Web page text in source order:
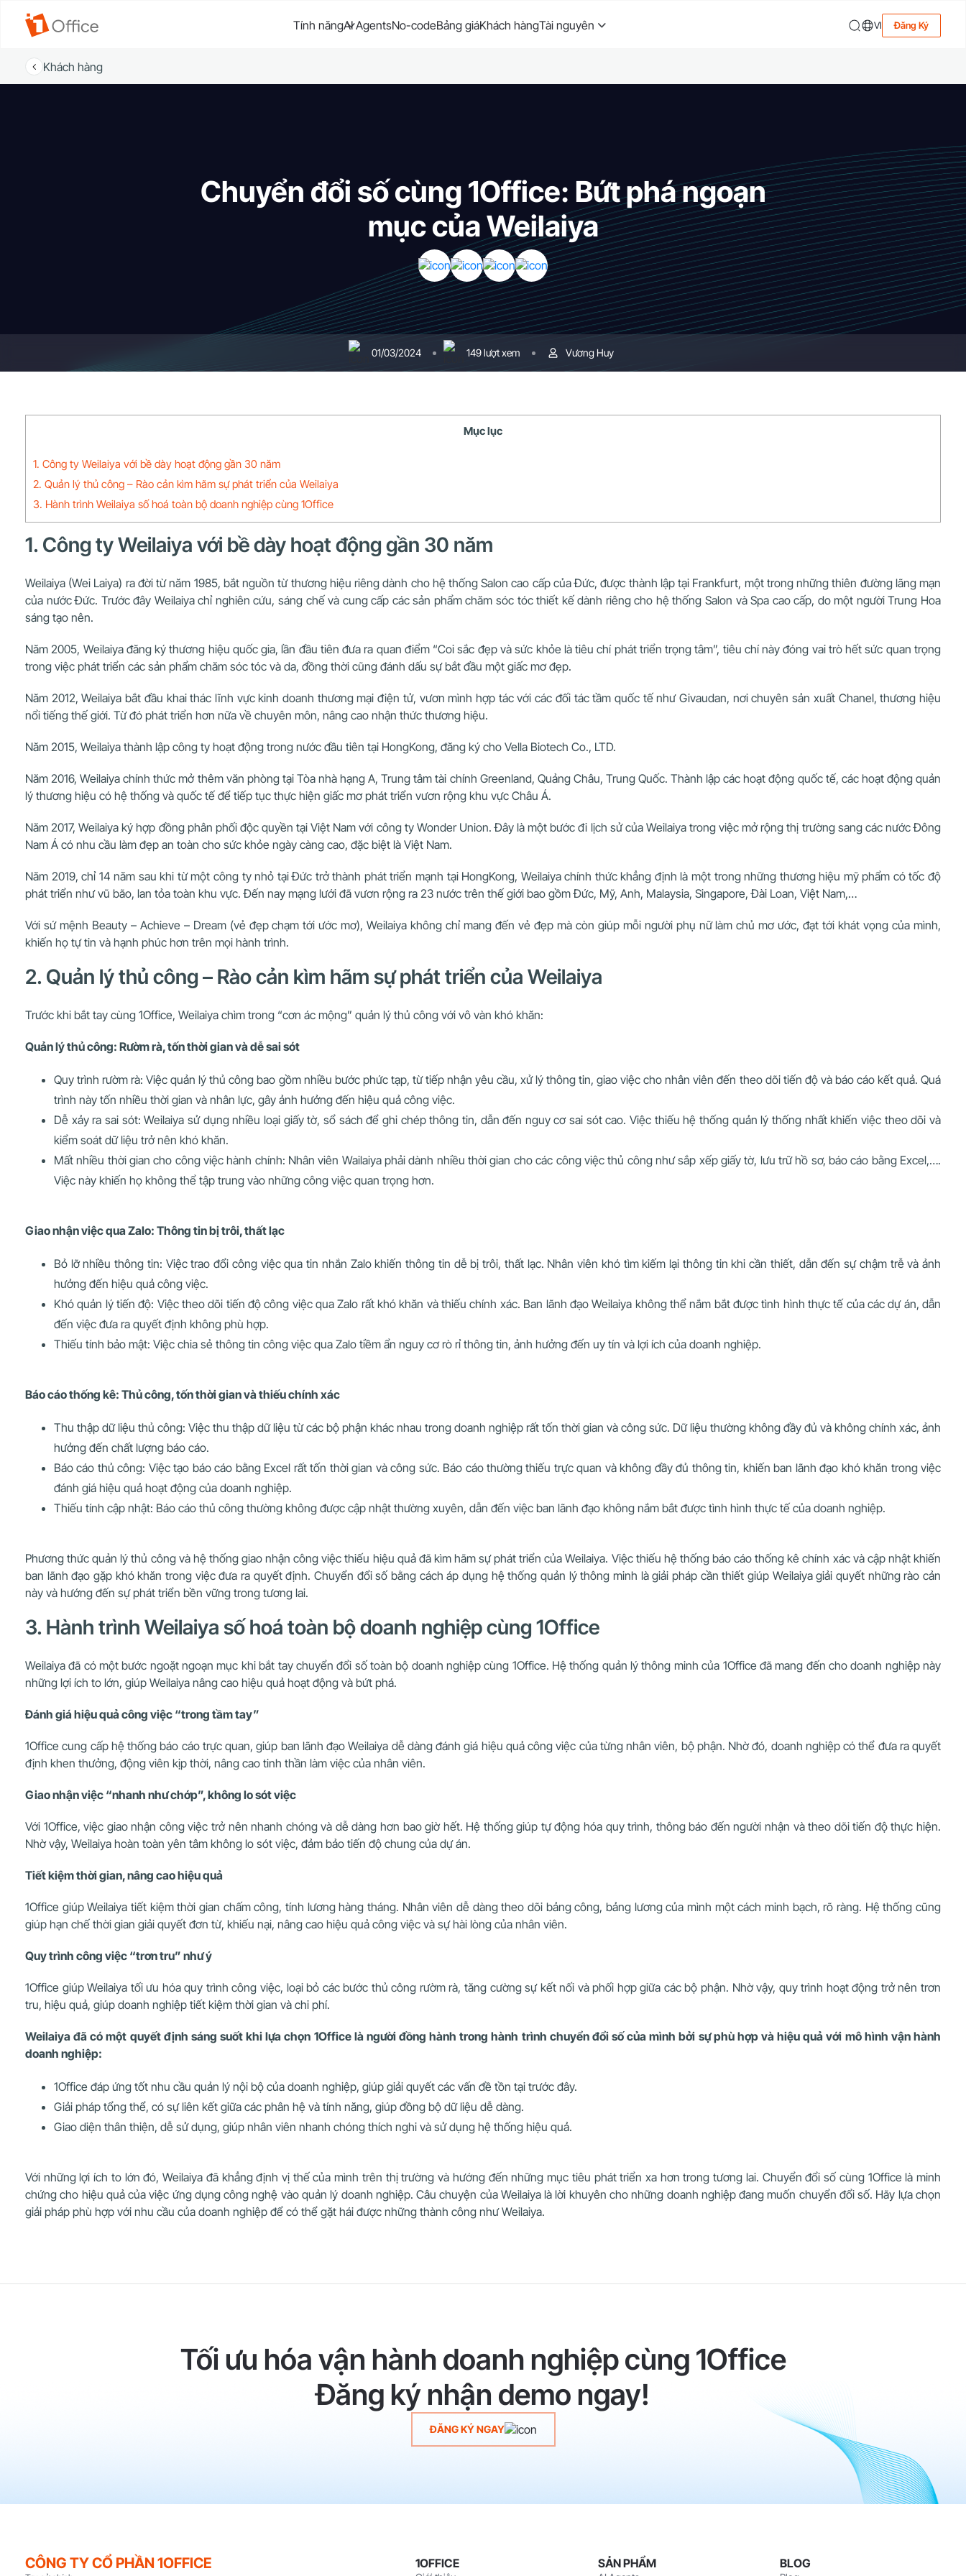
Tính năngAI AgentsNo-codeBảng giáKhách hàngTài nguyên VI Đăng Ký
Khách hàng
Chuyển đổi số cùng 1Office: Bứt phá ngoạn
mục của Weilaiya
01/03/2024 149 lượt xem Vương Huy
Mục lục
1. Công ty Weilaiya với bề dày hoạt động gần 30 năm
2. Quản lý thủ công – Rào cản kìm hãm sự phát triển của Weilaiya
3. Hành trình Weilaiya số hoá toàn bộ doanh nghiệp cùng 1Office
1. Công ty Weilaiya với bề dày hoạt động gần 30 năm
Weilaiya (Wei Laiya) ra đời từ năm 1985, bắt nguồn từ thương hiệu riêng dành cho hệ thống Salon cao cấp của Đức, được thành lập tại Frankfurt, một trong những thiên đường lãng mạn
của nước Đức. Trước đây Weilaiya chỉ nghiên cứu, sáng chế và cung cấp các sản phẩm chăm sóc tóc thiết kế dành riêng cho hệ thống Salon và Spa cao cấp, do một người Trung Hoa
sáng tạo nên.
Năm 2005, Weilaiya đăng ký thương hiệu quốc gia, lần đầu tiên đưa ra quan điểm “Coi sắc đẹp và sức khỏe là tiêu chí phát triển trọng tâm”, tiêu chí này đóng vai trò hết sức quan trọng
trong việc phát triển các sản phẩm chăm sóc tóc và da, đồng thời cũng đánh dấu sự bắt đầu một giấc mơ đẹp.
Năm 2012, Weilaiya bắt đầu khai thác lĩnh vực kinh doanh thương mại điện tử, vươn mình hợp tác với các đối tác tầm quốc tế như Givaudan, nơi chuyên sản xuất Chanel, thương hiệu
nổi tiếng thế giới. Từ đó phát triển hơn nữa về chuyên môn, nâng cao nhận thức thương hiệu.
Năm 2015, Weilaiya thành lập công ty hoạt động trong nước đầu tiên tại HongKong, đăng ký cho Vella Biotech Co., LTD.
Năm 2016, Weilaiya chính thức mở thêm văn phòng tại Tòa nhà hạng A, Trung tâm tài chính Greenland, Quảng Châu, Trung Quốc. Thành lập các hoạt động quốc tế, các hoạt động quản
lý thương hiệu có hệ thống và quốc tế để tiếp tục thực hiện giấc mơ phát triển vươn rộng khu vực Châu Á.
Năm 2017, Weilaiya ký hợp đồng phân phối độc quyền tại Việt Nam với công ty Wonder Union. Đây là một bước đi lịch sử của Weilaiya trong việc mở rộng thị trường sang các nước Đông
Nam Á có nhu cầu làm đẹp an toàn cho sức khỏe ngày càng cao, đặc biệt là Việt Nam.
Năm 2019, chỉ 14 năm sau khi từ một công ty nhỏ tại Đức trở thành phát triển mạnh tại HongKong, Weilaiya chính thức khẳng định là một trong những thương hiệu mỹ phẩm có tốc độ
phát triển như vũ bão, lan tỏa toàn khu vực. Đến nay mạng lưới đã vươn rộng ra 23 nước trên thế giới bao gồm Đức, Mỹ, Anh, Malaysia, Singapore, Đài Loan, Việt Nam,…
Với sứ mệnh Beauty – Achieve – Dream (vẻ đẹp chạm tới ước mơ), Weilaiya không chỉ mang đến vẻ đẹp mà còn giúp mỗi người phụ nữ làm chủ mơ ước, đạt tới khát vọng của mình,
khiến họ tự tin và hạnh phúc hơn trên mọi hành trình.
2. Quản lý thủ công – Rào cản kìm hãm sự phát triển của Weilaiya
Trước khi bắt tay cùng 1Office, Weilaiya chìm trong “cơn ác mộng” quản lý thủ công với vô vàn khó khăn:
Quản lý thủ công: Rườm rà, tốn thời gian và dễ sai sót
Quy trình rườm rà: Việc quản lý thủ công bao gồm nhiều bước phức tạp, từ tiếp nhận yêu cầu, xử lý thông tin, giao việc cho nhân viên đến theo dõi tiến độ và báo cáo kết quả. Quá
trình này tốn nhiều thời gian và nhân lực, gây ảnh hưởng đến hiệu quả công việc.
Dễ xảy ra sai sót: Weilaiya sử dụng nhiều loại giấy tờ, sổ sách để ghi chép thông tin, dẫn đến nguy cơ sai sót cao. Việc thiếu hệ thống quản lý thống nhất khiến việc theo dõi và
kiểm soát dữ liệu trở nên khó khăn.
Mất nhiều thời gian cho công việc hành chính: Nhân viên Wailaiya phải dành nhiều thời gian cho các công việc thủ công như sắp xếp giấy tờ, lưu trữ hồ sơ, báo cáo bằng Excel,….
Việc này khiến họ không thể tập trung vào những công việc quan trọng hơn.
Giao nhận việc qua Zalo: Thông tin bị trôi, thất lạc
Bỏ lỡ nhiều thông tin: Việc trao đổi công việc qua tin nhắn Zalo khiến thông tin dễ bị trôi, thất lạc. Nhân viên khó tìm kiếm lại thông tin khi cần thiết, dẫn đến sự chậm trễ và ảnh
hưởng đến hiệu quả công việc.
Khó quản lý tiến độ: Việc theo dõi tiến độ công việc qua Zalo rất khó khăn và thiếu chính xác. Ban lãnh đạo Weilaiya không thể nắm bắt được tình hình thực tế của các dự án, dẫn
đến việc đưa ra quyết định không phù hợp.
Thiếu tính bảo mật: Việc chia sẻ thông tin công việc qua Zalo tiềm ẩn nguy cơ rò rỉ thông tin, ảnh hưởng đến uy tín và lợi ích của doanh nghiệp.
Báo cáo thống kê: Thủ công, tốn thời gian và thiếu chính xác
Thu thập dữ liệu thủ công: Việc thu thập dữ liệu từ các bộ phận khác nhau trong doanh nghiệp rất tốn thời gian và công sức. Dữ liệu thường không đầy đủ và không chính xác, ảnh
hưởng đến chất lượng báo cáo.
Báo cáo thủ công: Việc tạo báo cáo bằng Excel rất tốn thời gian và công sức. Báo cáo thường thiếu trực quan và không đầy đủ thông tin, khiến ban lãnh đạo khó khăn trong việc
đánh giá hiệu quả hoạt động của doanh nghiệp.
Thiếu tính cập nhật: Báo cáo thủ công thường không được cập nhật thường xuyên, dẫn đến việc ban lãnh đạo không nắm bắt được tình hình thực tế của doanh nghiệp.
Phương thức quản lý thủ công và hệ thống giao nhận công việc thiếu hiệu quả đã kìm hãm sự phát triển của Weilaiya. Việc thiếu hệ thống báo cáo thống kê chính xác và cập nhật khiến
ban lãnh đạo gặp khó khăn trong việc đưa ra quyết định. Chuyển đổi số bằng cách áp dụng hệ thống quản lý thông minh là giải pháp cần thiết giúp Weilaiya giải quyết những rào cản
này và hướng đến sự phát triển bền vững trong tương lai.
3. Hành trình Weilaiya số hoá toàn bộ doanh nghiệp cùng 1Office
Weilaiya đã có một bước ngoặt ngoạn mục khi bắt tay chuyển đổi số toàn bộ doanh nghiệp cùng 1Office. Hệ thống quản lý thông minh của 1Office đã mang đến cho doanh nghiệp này
những lợi ích to lớn, giúp Weilaiya nâng cao hiệu quả hoạt động và bứt phá.
Đánh giá hiệu quả công việc “trong tầm tay”
1Office cung cấp hệ thống báo cáo trực quan, giúp ban lãnh đạo Weilaiya dễ dàng đánh giá hiệu quả công việc của từng nhân viên, bộ phận. Nhờ đó, doanh nghiệp có thể đưa ra quyết
định khen thưởng, động viên kịp thời, nâng cao tinh thần làm việc của nhân viên.
Giao nhận việc “nhanh như chớp”, không lo sót việc
Với 1Office, việc giao nhận công việc trở nên nhanh chóng và dễ dàng hơn bao giờ hết. Hệ thống giúp tự động hóa quy trình, thông báo đến người nhận và theo dõi tiến độ thực hiện.
Nhờ vậy, Weilaiya hoàn toàn yên tâm không lo sót việc, đảm bảo tiến độ chung của dự án.
Tiết kiệm thời gian, nâng cao hiệu quả
1Office giúp Weilaiya tiết kiệm thời gian chấm công, tính lương hàng tháng. Nhân viên dễ dàng theo dõi bảng công, bảng lương của mình một cách minh bạch, rõ ràng. Hệ thống cũng
giúp hạn chế thời gian giải quyết đơn từ, khiếu nại, nâng cao hiệu quả công việc và sự hài lòng của nhân viên.
Quy trình công việc “trơn tru” như ý
1Office giúp Weilaiya tối ưu hóa quy trình công việc, loại bỏ các bước thủ công rườm rà, tăng cường sự kết nối và phối hợp giữa các bộ phận. Nhờ vậy, quy trình hoạt động trở nên trơn
tru, hiệu quả, giúp doanh nghiệp tiết kiệm thời gian và chi phí.
Weilaiya đã có một quyết định sáng suốt khi lựa chọn 1Office là người đồng hành trong hành trình chuyển đổi số của mình bởi sự phù hợp và hiệu quả với mô hình vận hành
doanh nghiệp:
1Office đáp ứng tốt nhu cầu quản lý nội bộ của doanh nghiệp, giúp giải quyết các vấn đề tồn tại trước đây.
Giải pháp tổng thể, có sự liên kết giữa các phân hệ và tính năng, giúp đồng bộ dữ liệu dễ dàng.
Giao diện thân thiện, dễ sử dụng, giúp nhân viên nhanh chóng thích nghi và sử dụng hệ thống hiệu quả.
Với những lợi ích to lớn đó, Weilaiya đã khẳng định vị thế của mình trên thị trường và hướng đến những mục tiêu phát triển xa hơn trong tương lai. Chuyển đổi số cùng 1Office là minh
chứng cho hiệu quả của việc ứng dụng công nghệ vào quản lý doanh nghiệp. Câu chuyện của Weilaiya là lời khuyên cho những doanh nghiệp đang muốn chuyển đổi số. Hãy lựa chọn
giải pháp phù hợp với nhu cầu của doanh nghiệp để có thể gặt hái được những thành công như Weilaiya.
Tối ưu hóa vận hành doanh nghiệp cùng 1Office
Đăng ký nhận demo ngay!
ĐĂNG KÝ NGAY
CÔNG TY CỔ PHẦN 1OFFICE 1OFFICE SẢN PHẨM BLOG